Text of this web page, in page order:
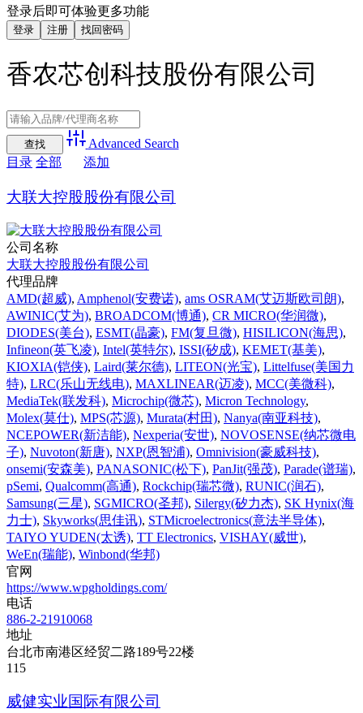
登录后即可体验更多功能
登录 注册 找回密码
香农芯创科技股份有限公司
Advanced Search
目录 全部 添加
大联大控股股份有限公司
公司名称
大联大控股股份有限公司
代理品牌
AMD(超威), Amphenol(安费诺), ams OSRAM(艾迈斯欧司朗),
AWINIC(艾为), BROADCOM(博通), CR MICRO(华润微),
DIODES(美台), ESMT(晶豪), FM(复旦微), HISILICON(海思),
Infineon(英飞凌), Intel(英特尔), ISSI(矽成), KEMET(基美),
KIOXIA(铠侠), Laird(莱尔德), LITEON(光宝), Littelfuse(美国力
特), LRC(乐山无线电), MAXLINEAR(迈凌), MCC(美微科),
MediaTek(联发科), Microchip(微芯), Micron Technology,
Molex(莫仕), MPS(芯源), Murata(村田), Nanya(南亚科技),
NCEPOWER(新洁能), Nexperia(安世), NOVOSENSE(纳芯微电
子), Nuvoton(新唐), NXP(恩智浦), Omnivision(豪威科技),
onsemi(安森美), PANASONIC(松下), PanJit(强茂), Parade(谱瑞),
pSemi, Qualcomm(高通), Rockchip(瑞芯微), RUNIC(润石),
Samsung(三星), SGMICRO(圣邦), Silergy(矽力杰), SK Hynix(海
力士), Skyworks(思佳讯), STMicroelectronics(意法半导体),
TAIYO YUDEN(太诱), TT Electronics, VISHAY(威世),
WeEn(瑞能), Winbond(华邦)
官网
https://www.wpgholdings.com/
电话
886-2-21910068
地址
台北市南港区经贸二路189号22楼
115‌
威健实业国际有限公司